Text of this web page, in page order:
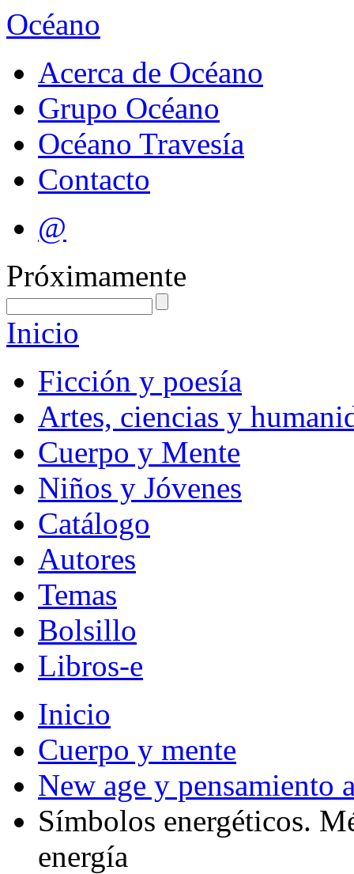
Océano
Acerca de Océano
Grupo Océano
Océano Travesía
Contacto
@
Próximamente
Inicio
Ficción y poesía
Artes, ciencias y
Cuerpo y Mente
Niños y Jóvenes
Catálogo
Autores
Temas
Bolsillo
Libros-e
Inicio
Cuerpo y mente
New age y pensamiento
Símbolos energéticos.
energía